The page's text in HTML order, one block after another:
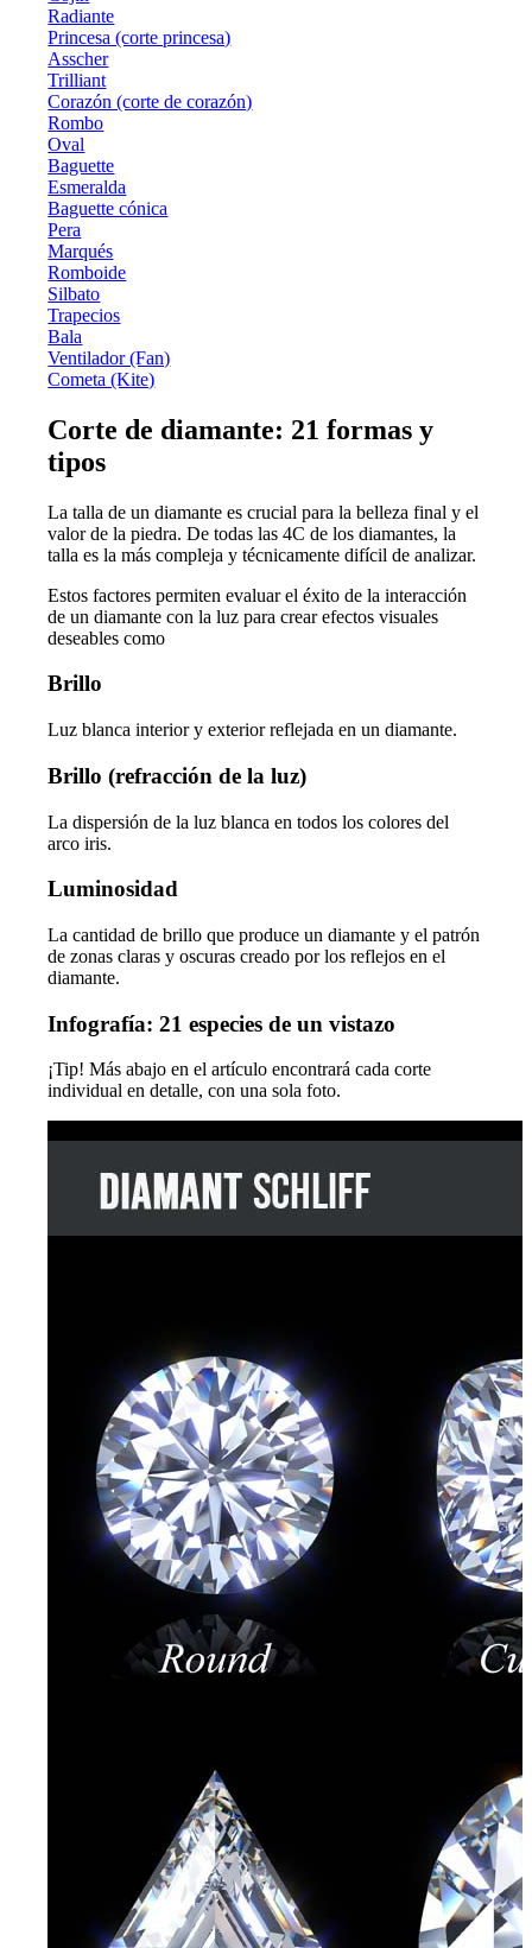
Radiante
Princesa (corte princesa)
Asscher
Trilliant
Corazón (corte de corazón)
Rombo
Oval
Baguette
Esmeralda
Baguette cónica
Pera
Marqués
Romboide
Silbato
Trapecios
Bala
Ventilador (Fan)
Cometa (Kite)
Corte de diamante: 21 formas y
tipos
La talla de un diamante es crucial para la belleza final y el
valor de la piedra. De todas las 4C de los diamantes, la
talla es la más compleja y técnicamente difícil de analizar.
Estos factores permiten evaluar el éxito de la interacción
de un diamante con la luz para crear efectos visuales
deseables como
Brillo
Luz blanca interior y exterior reflejada en un diamante.
Brillo (refracción de la luz)
La dispersión de la luz blanca en todos los colores del
arco iris.
Luminosidad
La cantidad de brillo que produce un diamante y el patrón
de zonas claras y oscuras creado por los reflejos en el
diamante.
Infografía: 21 especies de un vistazo
¡Tip! Más abajo en el artículo encontrará cada corte
individual en detalle, con una sola foto.